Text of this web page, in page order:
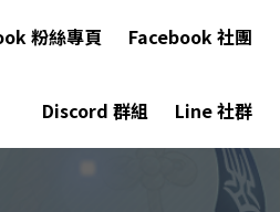
粉絲專頁 Facebook 社團
Discord 群組 Line 社群